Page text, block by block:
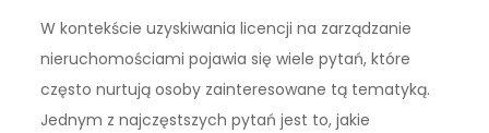
W kontekście uzyskiwania licencji na zarządzanie
nieruchomościami pojawia się wiele pytań, które
często nurtują osoby zainteresowane tą tematyką.
Jednym z najczęstszych pytań jest to, jakie